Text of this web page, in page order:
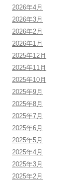
2026年4月
2026年3月
2026年2月
2026年1月
2025年12月
2025年11月
2025年10月
2025年9月
2025年8月
2025年7月
2025年6月
2025年5月
2025年4月
2025年3月
2025年2月